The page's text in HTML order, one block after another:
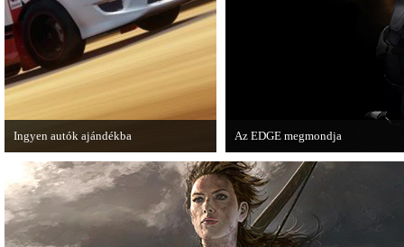
Ingyen autók ajándékba
A Forza Horizon készítői ingyenesen
letölthető autókkal kedveskednek a
játékosok számára.
Az EDGE megmondja
Az egyik leghíresebb
voltak idén a legjobb játékok.